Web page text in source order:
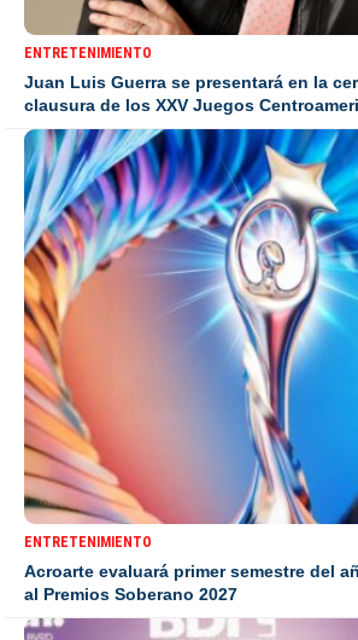
ENTRETENIMIENTO
Juan Luis Guerra se presentará en la
clausura de los XXV Juegos
ENTRETENIMIENTO
Acroarte evaluará primer semestre del
al Premios Soberano 2027